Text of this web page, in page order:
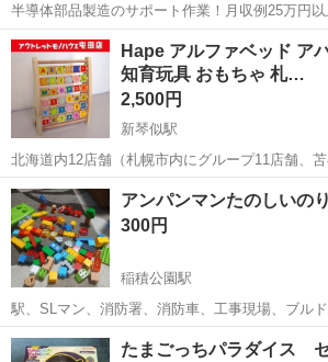
半導体部品製造のサポート作業！月収例25万円
活躍中！座り作業！空調完備なので1年中快適作
＆無料駐車場あり★作業着無償貸与◎《北海道恵庭市》 人気
お仕事 ◇半導体部品製造作...
北海道 恵庭市 サッポロビール庭園駅
Hape アルファベッド ア
知育玩具 おもちゃ 札…
2,500円
新琴似駅
北海道内12店舗（札幌市内にグループ11店舗、苫
総合リサイクルショップ アウトレットモノハウス屯
QRコード決済「PayPay」「auPay」「d払い」
をご...
北海道 札幌市 新琴似駅 おもちゃ
アンパンマンたのしいの
300円
稲積公園駅
駅、SLマン、消防署、消防車、工事現場、ブルド
ろな物を、組み立てられます。 ブロックパーツ、全て揃ってるかはわ
からないので ＋気持ちおまけパーツつけてます! 目立った傷や汚れは
北海道 札幌市 稲積公園駅 おもちゃ
たまごっちパラダイス